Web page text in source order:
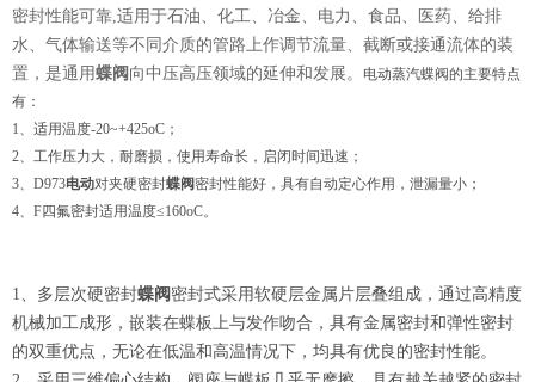
密封性能可靠,适用于石油、化工、冶金、电力、食品、医药、给排
水、气体输送等不同介质的管路上作调节流量、截断或接通流体的装
置，是通用蝶阀 向中压高压领域的延伸和发展。
电动蒸汽蝶阀的主要特点
有：
1、适用温度-20~+425oC；
2、工作压力大，耐磨损，使用寿命长，启闭时间迅速；
3、D973电动对夹硬密封蝶阀密封性能好，具有自动定心作用，泄漏量小；
4、F四氟密封适用温度≤160oC。
1、多层次硬密封蝶阀 密封式采用软硬层金属片层叠组成，通过高精度
机械加工成形，嵌装在蝶板上与发作吻合，具有金属密封和弹性密封
的双重优点，无论在低温和高温情况下，均具有优良的密封性能。